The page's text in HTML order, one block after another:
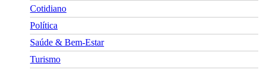
Cotidiano
Política
Saúde & Bem-Estar
Turismo